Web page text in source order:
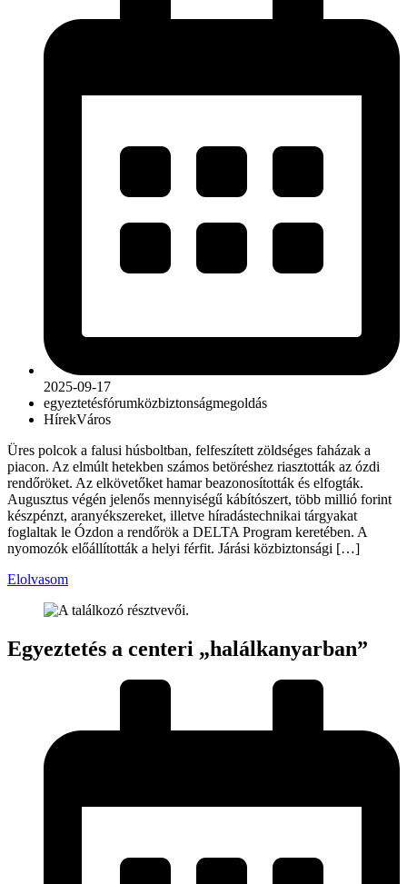
2025-09-17
egyeztetésfórumközbiztonságmegoldás
HírekVáros
Üres polcok a falusi húsboltban, felfeszített zöldséges faházak a
piacon. Az elmúlt hetekben számos betöréshez riasztották az ózdi
rendőröket. Az elkövetőket hamar beazonosították és elfogták.
Augusztus végén jelenős mennyiségű kábítószert, több millió forint
készpénzt, aranyékszereket, illetve híradástechnikai tárgyakat
foglaltak le Ózdon a rendőrök a DELTA Program keretében. A
nyomozók előállították a helyi férfit. Járási közbiztonsági […]
Elolvasom
Egyeztetés a centeri „halálkanyarban”